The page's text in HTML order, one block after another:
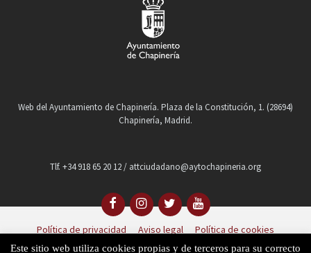
Web del Ayuntamiento de Chapinería. Plaza de la Constitución, 1. (28694)
Chapinería, Madrid.
Tlf. +34 918 65 20 12 / attciudadano@aytochapineria.org
Política de privacidad Aviso legal Política de cookies
Este sitio web utiliza cookies propias y de terceros para su correcto